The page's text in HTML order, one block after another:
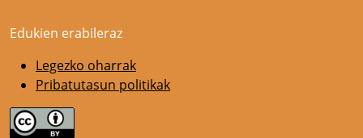
Edukien erabileraz
Legezko oharrak
Pribatutasun politikak